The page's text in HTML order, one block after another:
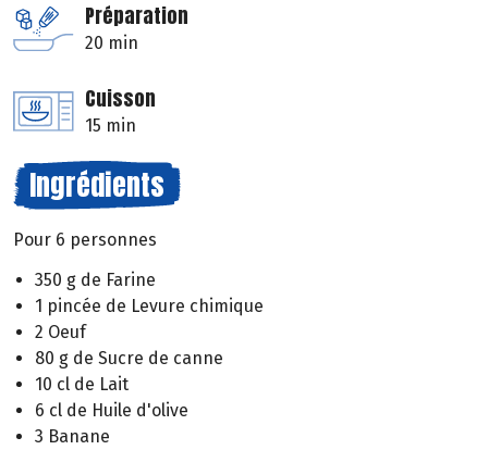
Préparation
20 min
Cuisson
15 min
Ingrédients
Pour 6 personnes
350 g de Farine
1 pincée de Levure chimique
2 Oeuf
80 g de Sucre de canne
10 cl de Lait
6 cl de Huile d'olive
3 Banane